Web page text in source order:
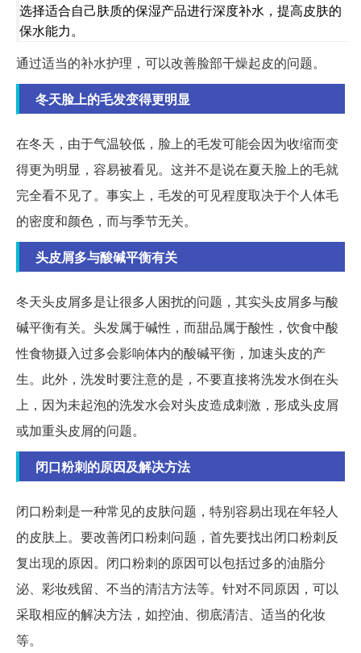
选择适合自己肤质的保湿产品进行深度补水，提高皮肤的
保水能力。
通过适当的补水护理，可以改善脸部干燥起皮的问题。
冬天脸上的毛发变得更明显
在冬天，由于气温较低，脸上的毛发可能会因为收缩而变
得更为明显，容易被看见。这并不是说在夏天脸上的毛就
完全看不见了。事实上，毛发的可见程度取决于个人体毛
的密度和颜色，而与季节无关。
头皮屑多与酸碱平衡有关
冬天头皮屑多是让很多人困扰的问题，其实头皮屑多与酸
碱平衡有关。头发属于碱性，而甜品属于酸性，饮食中酸
性食物摄入过多会影响体内的酸碱平衡，加速头皮的产
生。此外，洗发时要注意的是，不要直接将洗发水倒在头
上，因为未起泡的洗发水会对头皮造成刺激，形成头皮屑
或加重头皮屑的问题。
闭口粉刺的原因及解决方法
闭口粉刺是一种常见的皮肤问题，特别容易出现在年轻人
的皮肤上。要改善闭口粉刺问题，首先要找出闭口粉刺反
复出现的原因。闭口粉刺的原因可以包括过多的油脂分
泌、彩妆残留、不当的清洁方法等。针对不同原因，可以
采取相应的解决方法，如控油、彻底清洁、适当的化妆
等。